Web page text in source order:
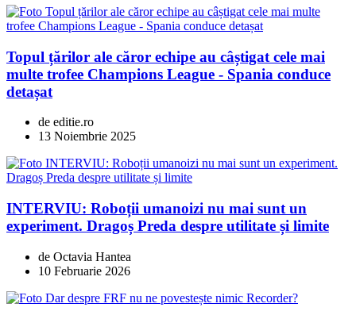
Topul țărilor ale căror echipe au câștigat cele mai
multe trofee Champions League - Spania conduce
detașat
de editie.ro
13 Noiembrie 2025
INTERVIU: Roboții umanoizi nu mai sunt un
experiment. Dragoș Preda despre utilitate și limite
de Octavia Hantea
10 Februarie 2026